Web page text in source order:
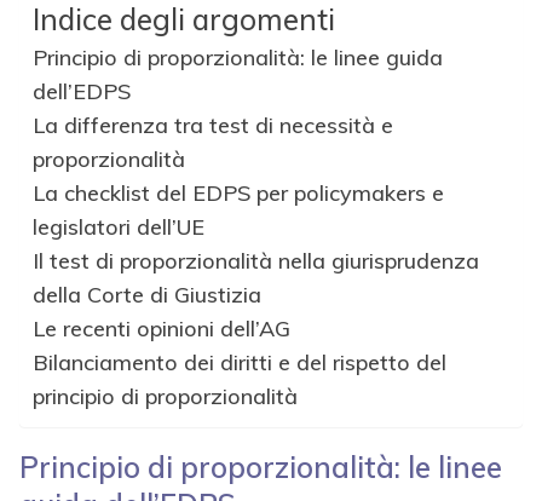
Indice degli argomenti
Principio di proporzionalità: le linee guida
dell’EDPS
La differenza tra test di necessità e
proporzionalità
La checklist del EDPS per policymakers e
legislatori dell’UE
Il test di proporzionalità nella giurisprudenza
della Corte di Giustizia
Le recenti opinioni dell’AG
Bilanciamento dei diritti e del rispetto del
principio di proporzionalità
Principio di proporzionalità: le linee